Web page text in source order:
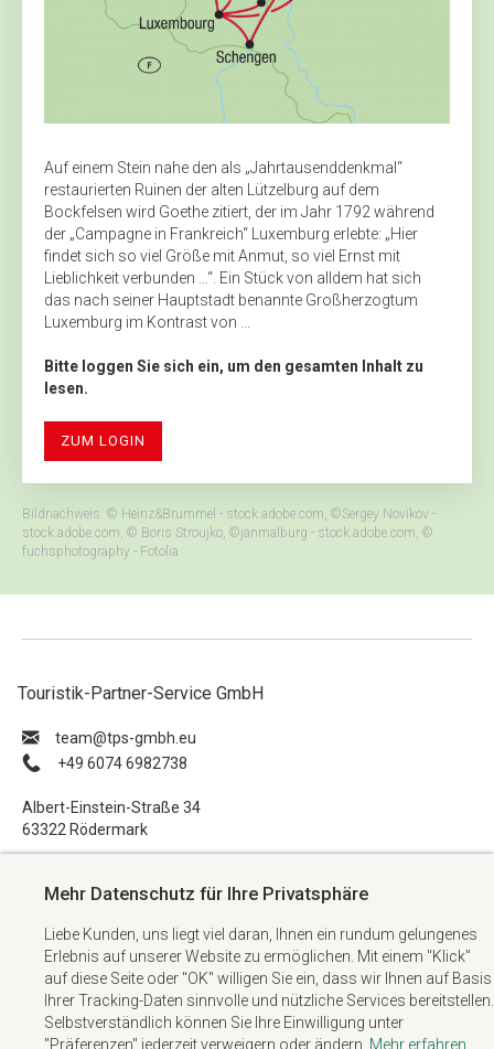
Auf einem Stein nahe den als „Jahrtausenddenkmal“
restaurierten Ruinen der alten Lützelburg auf dem
Bockfelsen wird Goethe zitiert, der im Jahr 1792 während
der „Campagne in Frankreich“ Luxemburg erlebte: „Hier
findet sich so viel Größe mit Anmut, so viel Ernst mit
Lieblichkeit verbunden …“. Ein Stück von alldem hat sich
das nach seiner Hauptstadt benannte Großherzogtum
Luxemburg im Kontrast von ...
Bitte loggen Sie sich ein, um den gesamten Inhalt zu
lesen.
ZUM LOGIN
Bildnachweis: © Heinz&Brummel - stock.adobe.com, ©Sergey Novikov -
stock.adobe.com, © Boris Stroujko, ©janmalburg - stock.adobe.com, ©
fuchsphotography - Fotolia
Touristik-Partner-Service GmbH
ue.hbmg-spt@maet
+49 6074 6982738
Albert-Einstein-Straße 34
63322 Rödermark
Impressum
AGB
Kontakt
Mehr Datenschutz für Ihre Privatsphäre
Liebe Kunden, uns liegt viel daran, Ihnen ein rundum gelungenes
Erlebnis auf unserer Website zu ermöglichen. Mit einem "Klick"
auf diese Seite oder "OK" willigen Sie ein, dass wir Ihnen auf Basis
Ihrer Tracking-Daten sinnvolle und nützliche Services bereitstellen.
Selbstverständlich können Sie Ihre Einwilligung unter
"Präferenzen" jederzeit verweigern oder ändern. Mehr erfahren